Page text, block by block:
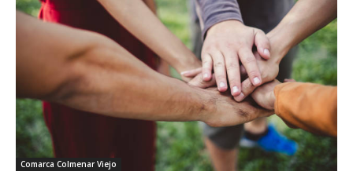
Comarca Colmenar Viejo